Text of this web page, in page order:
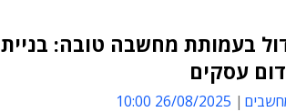
בעמותת מחשבה טובה: בניית
עסקים
26/08/2025 10:00